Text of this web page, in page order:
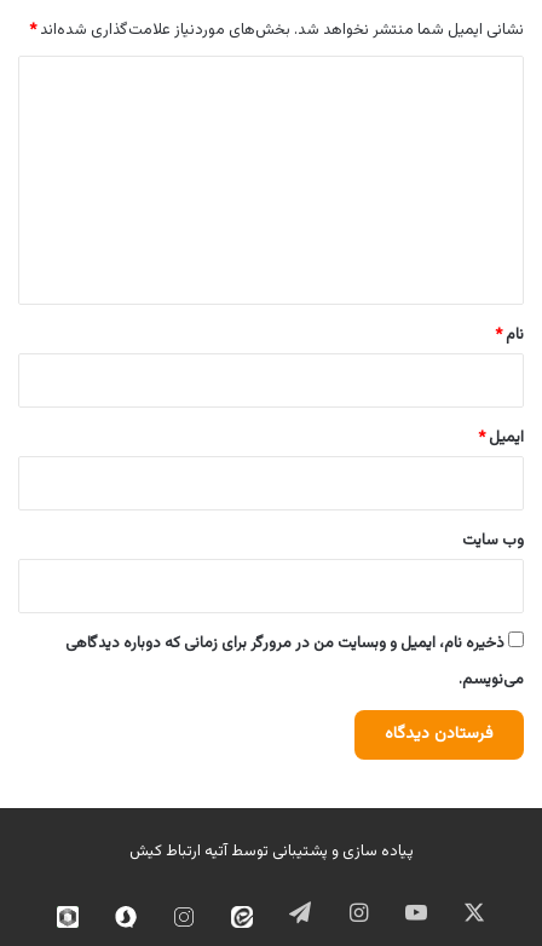
نشانی ایمیل شما منتشر نخواهد شد. بخش‌های موردنیاز علامت‌گذاری شده‌اند*
نام*
ایمیل*
وب‌ سایت
ذخیره نام، ایمیل و وبسایت من در مرورگر برای زمانی که دوباره دیدگاهی
می‌نویسم.
پیاده سازی و پشتیبانی توسطآتیه ارتباط کیش
ایکس یوتیوب اینستاگرامتلگرام ایتا اینستاگرامسروش